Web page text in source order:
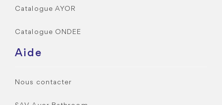
Catalogue AYOR
Catalogue ONDEE
Aide
Nous contacter